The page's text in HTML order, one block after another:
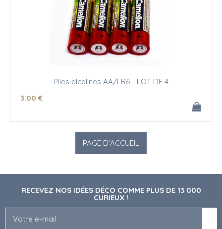
Piles alcalines AA/LR6 - LOT DE 4
3.00 €
RECEVEZ NOS IDÉES DÉCO COMME PLUS DE 13 000
CURIEUX !